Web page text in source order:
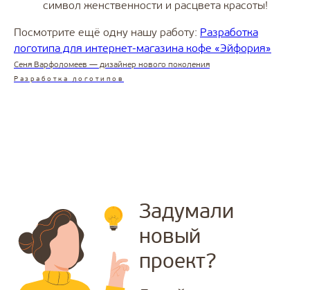
символ женственности и расцвета красоты!
Посмотрите ещё одну нашу работу: Разработка
логотипа для интернет-магазина кофе «Эйфория»
Сеня Варфоломеев — дизайнер нового поколения
Разработка логотипов
Задумали
новый
проект?
в два клика!